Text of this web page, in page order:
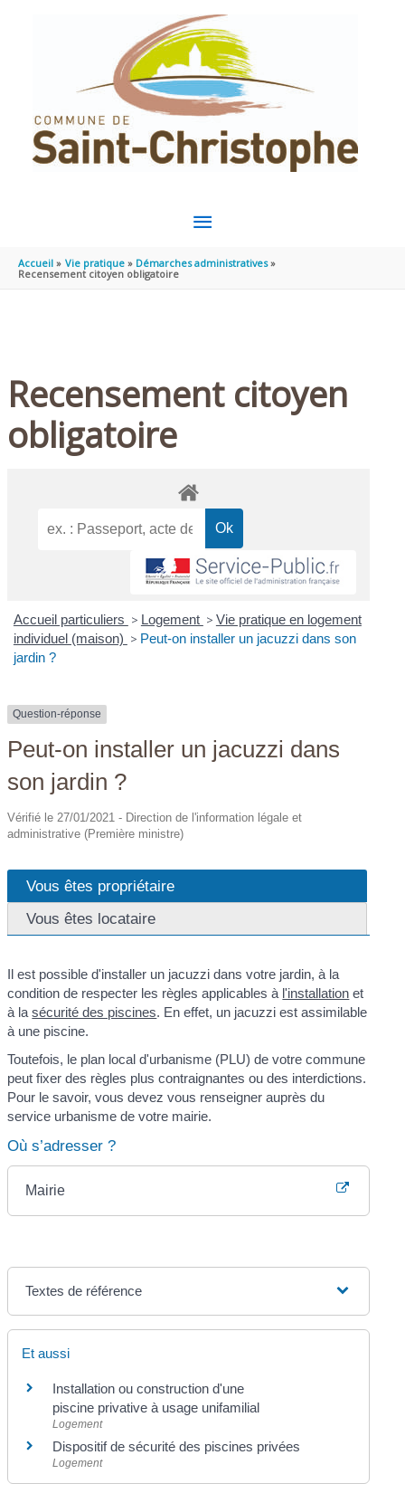
MENU
PRINCIPAL
Accueil Vie pratique
Démarches administratives
Recensement citoyen obligatoire
Recensement citoyen
obligatoire
Accueil particuliers > Logement > Vie pratique en logement
individuel (maison) > Peut-on installer un jacuzzi dans son
jardin ?
Question-réponse
Peut-on installer un jacuzzi dans
son jardin ?
Vérifié le 27/01/2021 - Direction de l'information légale et
administrative (Première ministre)
Vous êtes propriétaire
Vous êtes locataire
Il est possible d'installer un jacuzzi dans votre jardin, à la
condition de respecter les règles applicables à l'installation et
à lasécurité des piscines. En effet, un jacuzzi est assimilable
à une piscine.
Toutefois, le plan local d'urbanisme (PLU) de votre commune
peut fixer des règles plus contraignantes ou des interdictions.
Pour le savoir, vous devez vous renseigner auprès du
service urbanisme de votre mairie.
Où s’adresser ?
Mairie
Textes de référence
Et aussi
Installation ou construction d'une
piscine privative à usage unifamilial
Logement
Dispositif de sécurité des piscines privées
Logement